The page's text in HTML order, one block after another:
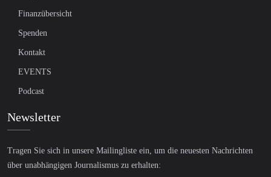
Finanzübersicht
Spenden
Kontakt
EVENTS
Podcast
Newsletter
Tragen Sie sich in unsere Mailingliste ein, um die neuesten Nachrichten
über unabhängigen Journalismus zu erhalten: